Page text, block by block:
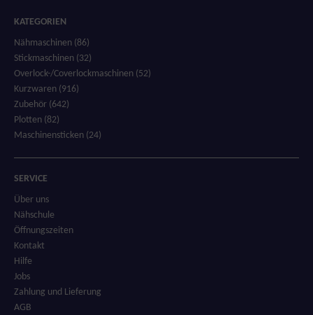
KATEGORIEN
Nähmaschinen (86)
Stickmaschinen (32)
Overlock-/Coverlockmaschinen (52)
Kurzwaren (916)
Zubehör (642)
Plotten (82)
Maschinensticken (24)
SERVICE
Über uns
Nähschule
Öffnungszeiten
Kontakt
Hilfe
Jobs
Zahlung und Lieferung
AGB